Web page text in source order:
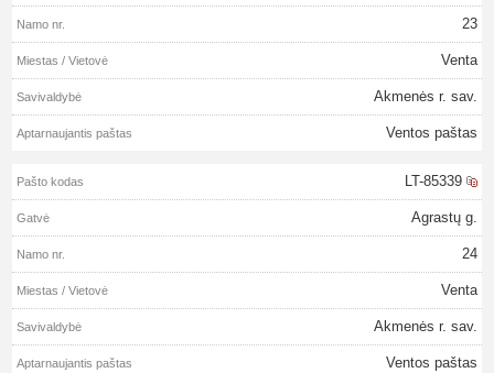
23
Venta
Akmenės r. sav.
Ventos paštas
LT-85339
Agrastų g.
24
Venta
Akmenės r. sav.
Ventos paštas